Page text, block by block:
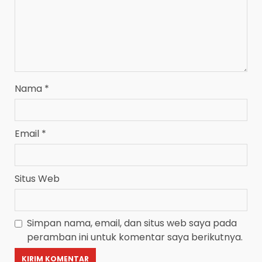
Nama *
Email *
Situs Web
Simpan nama, email, dan situs web saya pada
peramban ini untuk komentar saya berikutnya.